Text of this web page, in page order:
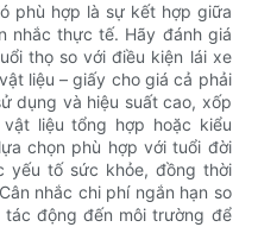
phù hợp là sự kết hợp giữa
nhắc thực tế. Hãy đánh giá
thọ so với điều kiện lái xe
liệu – giấy cho giá cả phải
dụng và hiệu suất cao, xốp
liệu tổng hợp hoặc kiểu
chọn phù hợp với tuổi đời
yếu tố sức khỏe, đồng thời
nhắc chi phí ngắn hạn so
động đến môi trường để